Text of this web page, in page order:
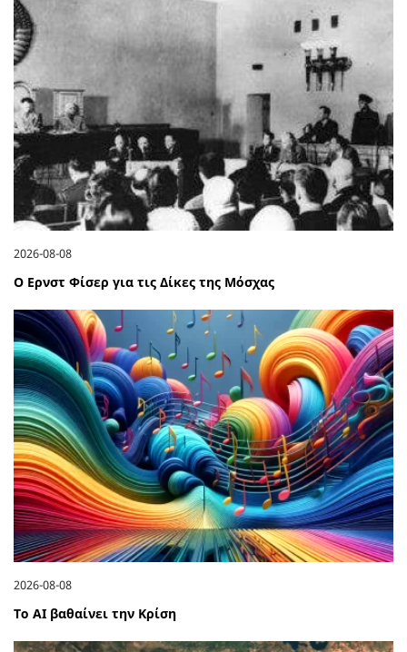
2026-08-08
Ο Ερνστ Φίσερ για τις Δίκες της Μόσχας
2026-08-08
Το ΑΙ βαθαίνει την Κρίση